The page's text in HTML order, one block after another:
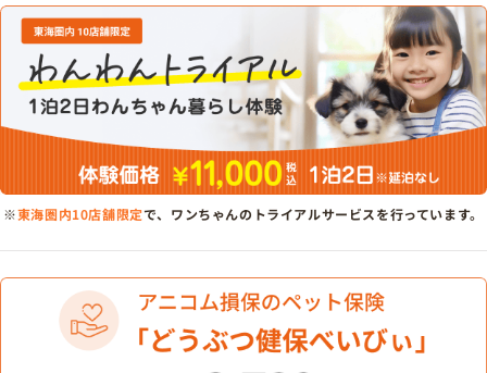
※東海圏内10店舗限定で、ワンちゃんのトライアルサービスを行っています。